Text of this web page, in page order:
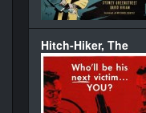
Hitch-Hiker, The